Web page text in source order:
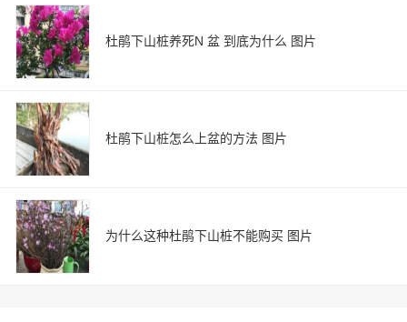
杜鹃下山桩养死N 盆 到底为什么 图片
杜鹃下山桩怎么上盆的方法 图片
为什么这种杜鹃下山桩不能购买 图片